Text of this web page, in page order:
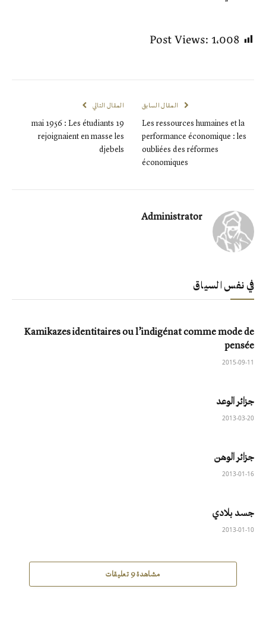
Post Views:1٬008
المقال السابق
Les ressources humaines et la
performance économique : les
oubliées des réformes
économiques
المقال التالي
19 mai 1956 : Les étudiants
rejoignaient en masse les
djebels
Administrator
في نفس السياق
Kamikazes identitaires ou l’indigénat comme mode de
pensée
2015-09-11
جزائر الوعد
2013-03-20
جزائر الوهن
2013-01-16
جسد بلادي
2013-01-10
مشاهدة 9 تعليقات